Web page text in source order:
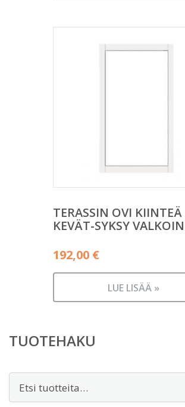
TERASSIN OVI KIINTEÄ
KEVÄT-SYKSY
192,00 €
LUE LISÄÄ »
TUOTEHAKU